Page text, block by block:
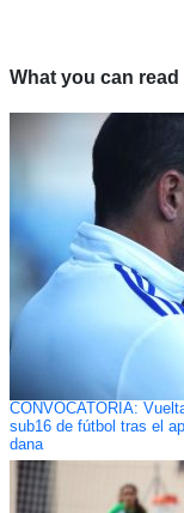
What you can read
CONVOCATORIA:
sub16 de fútbol tras el
dana